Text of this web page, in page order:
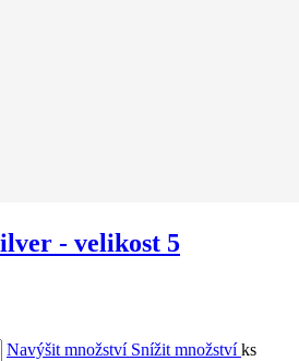
- velikost 5
Navýšit množství Snížit množstvíks